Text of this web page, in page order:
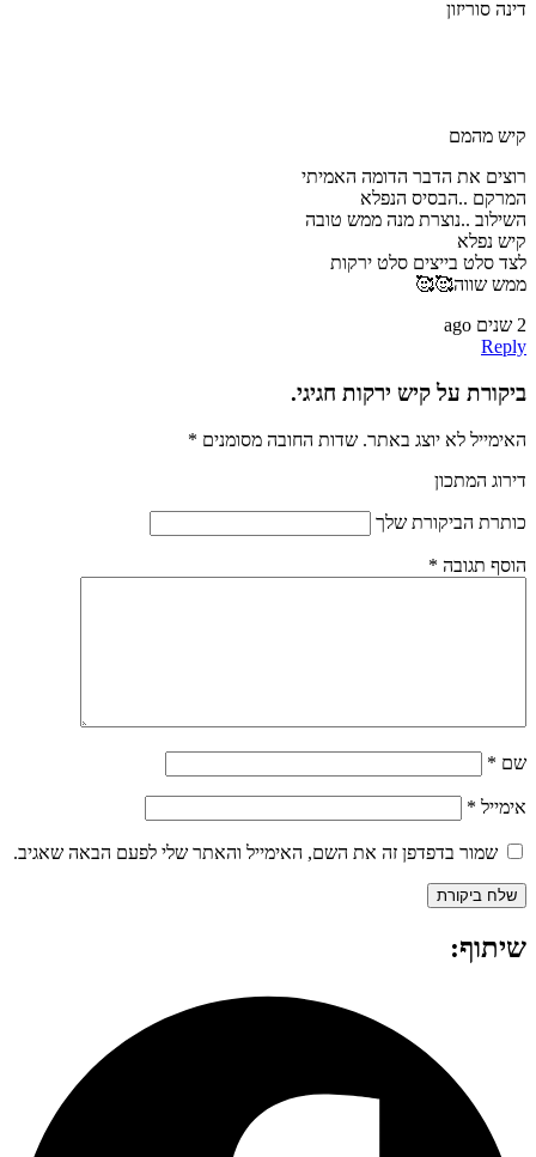
דינה סוריזון
קיש מהמם
רוצים את הדבר הדומה האמיתי
המרקם ..הבסיס הנפלא
השילוב ..נוצרת מנה ממש טובה
קיש נפלא
לצד סלט בייצים סלט ירקות
ממש שווה🥰🥰
2 שנים ago
Reply
ביקורת על קיש ירקות חגיגי.
האימייל לא יוצג באתר. שדות החובה מסומנים *
דירוג המתכון
כותרת הביקורת שלך
הוסף תגובה *
שם *
אימייל *
שמור בדפדפן זה את השם, האימייל והאתר שלי לפעם הבאה שאגיב.
שיתוף: